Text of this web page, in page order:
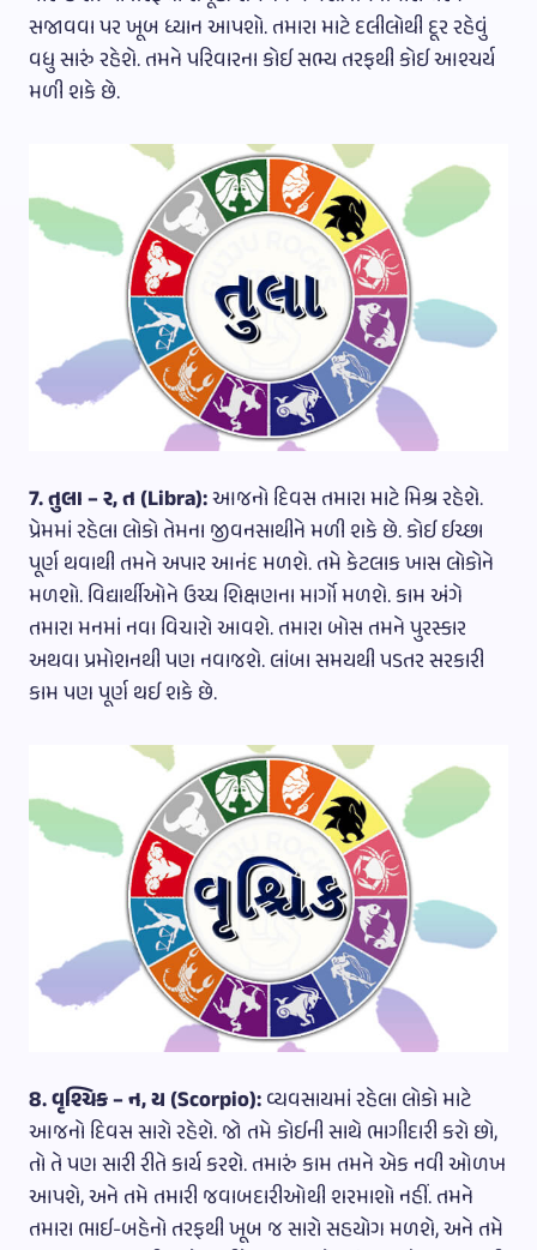
સજાવવા પર ખૂબ ધ્યાન આપશો. તમારા માટે દલીલોથી દૂર રહેવું
વધુ સારું રહેશે. તમને પરિવારના કોઈ સભ્ય તરફથી કોઈ આશ્ચર્ય
મળી શકે છે.
7. તુલા – ર, ત (Libra):આજનો દિવસ તમારા માટે મિશ્ર રહેશે.
પ્રેમમાં રહેલા લોકો તેમના જીવનસાથીને મળી શકે છે. કોઈ ઈચ્છા
પૂર્ણ થવાથી તમને અપાર આનંદ મળશે. તમે કેટલાક ખાસ લોકોને
મળશો. વિદ્યાર્થીઓને ઉચ્ચ શિક્ષણના માર્ગો મળશે. કામ અંગે
તમારા મનમાં નવા વિચારો આવશે. તમારા બોસ તમને પુરસ્કાર
અથવા પ્રમોશનથી પણ નવાજશે. લાંબા સમયથી પડતર સરકારી
કામ પણ પૂર્ણ થઈ શકે છે.
8. વૃશ્ચિક – ન, ય (Scorpio):વ્યવસાયમાં રહેલા લોકો માટે
આજનો દિવસ સારો રહેશે. જો તમે કોઈની સાથે ભાગીદારી કરો છો,
તો તે પણ સારી રીતે કાર્ય કરશે. તમારું કામ તમને એક નવી ઓળખ
આપશે, અને તમે તમારી જવાબદારીઓથી શરમાશો નહીં. તમને
તમારા ભાઈ-બહેનો તરફથી ખૂબ જ સારો સહયોગ મળશે, અને તમે